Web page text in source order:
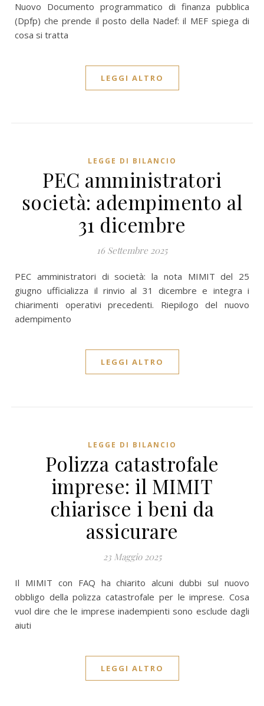
Nuovo Documento programmatico di finanza pubblica
(Dpfp) che prende il posto della Nadef: il MEF spiega di
cosa si tratta
LEGGI ALTRO
LEGGE DI BILANCIO
PEC amministratori
società: adempimento al
31 dicembre
16 Settembre 2025
PEC amministratori di società: la nota MIMIT del 25
giugno ufficializza il rinvio al 31 dicembre e integra i
chiarimenti operativi precedenti. Riepilogo del nuovo
adempimento
LEGGI ALTRO
LEGGE DI BILANCIO
Polizza catastrofale
imprese: il MIMIT
chiarisce i beni da
assicurare
23 Maggio 2025
Il MIMIT con FAQ ha chiarito alcuni dubbi sul nuovo
obbligo della polizza catastrofale per le imprese. Cosa
vuol dire che le imprese inadempienti sono esclude dagli
aiuti
LEGGI ALTRO